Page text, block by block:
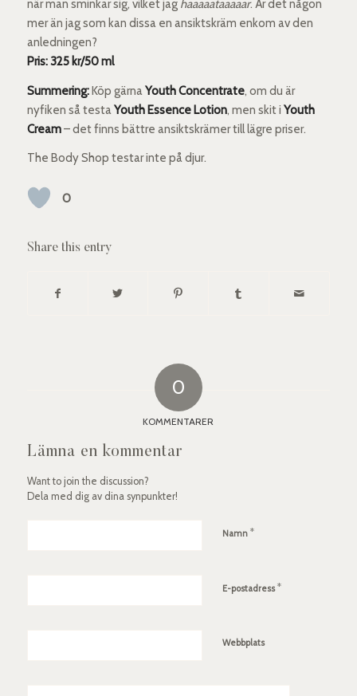
när man sminkar sig, vilket jag haaaaataaaaar. Är det någon
mer än jag som kan dissa en ansiktskräm enkom av den
anledningen?
Pris: 325 kr/50 ml
Summering:Köp gärna Youth Concentrate, om du är
nyfiken så testa Youth Essence Lotion, men skit i Youth
Cream– det finns bättre ansiktskrämer till lägre priser.
The Body Shop testar inte på djur.
0
Share this entry
0
KOMMENTARER
Lämna en kommentar
Want to join the discussion?
Dela med dig av dina synpunkter!
Namn *
E-postadress*
Webbplats